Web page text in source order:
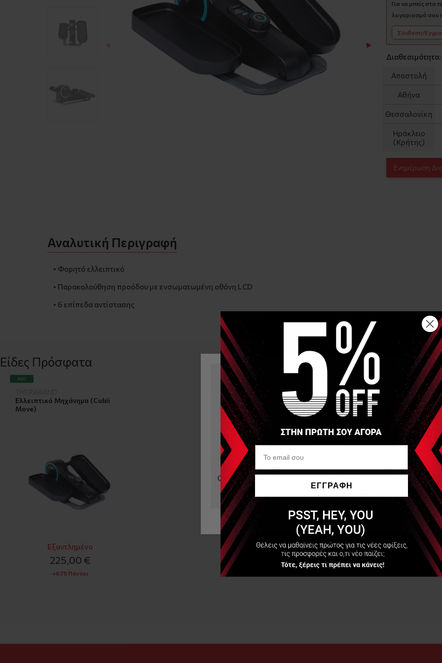
Για να μπείς στο
λογαριασμό σου
Σύνδεση/
Διαθεσιμότητα:
Αποστολή
Αθήνα
Θεσσαλονίκη
Ηράκλειο
(Κρήτης)
Ενημέρωση
Αναλυτική Περιγραφή
• Φορητό ελλειπτικό
• Παρακολούθηση προόδου με ενσωματωμένη οθόνη LCD
• 6 επίπεδα αντίστασης
Είδες Πρόσφατα
Ελλειπτικό Μηχάνημα (Cubii
Move)
Εξαντλημένο
225,00 €
+675 Πόντοι
ΝΈΟ
Να μην εμφανιστεί ξανά
ΕΓΓΡΑΦΗ